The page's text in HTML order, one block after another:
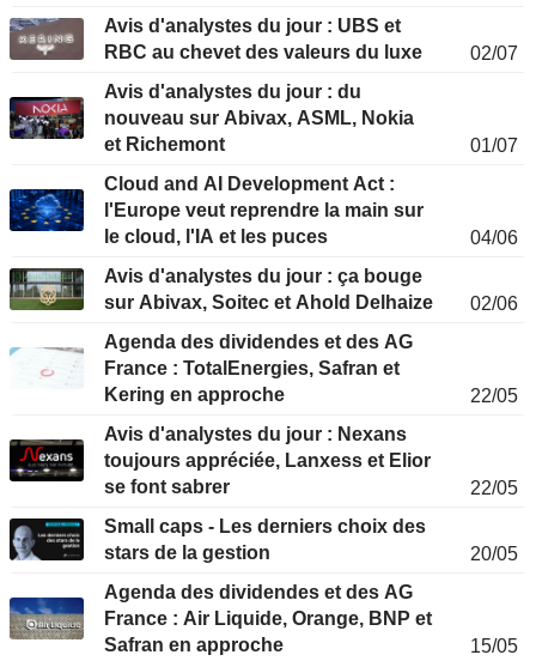
Avis d'analystes du jour : UBS et
RBC au chevet des valeurs du luxe
02/07
Avis d'analystes du jour : du
nouveau sur Abivax, ASML, Nokia
et Richemont
01/07
Cloud and AI Development Act :
l'Europe veut reprendre la main sur
le cloud, l'IA et les puces
04/06
Avis d'analystes du jour : ça bouge
sur Abivax, Soitec et Ahold Delhaize
02/06
Agenda des dividendes et des AG
France : TotalEnergies, Safran et
Kering en approche
22/05
Avis d'analystes du jour : Nexans
toujours appréciée, Lanxess et Elior
se font sabrer
22/05
Small caps - Les derniers choix des
stars de la gestion
20/05
Agenda des dividendes et des AG
France : Air Liquide, Orange, BNP et
Safran en approche
15/05